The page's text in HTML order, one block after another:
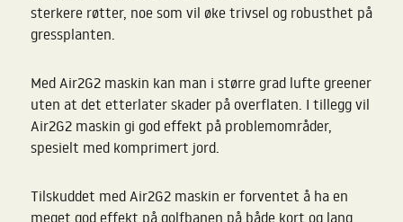
sterkere røtter, noe som vil øke trivsel og robusthet på
gressplanten.
Med Air2G2 maskin kan man i større grad lufte greener
uten at det etterlater skader på overflaten. I tillegg vil
Air2G2 maskin gi god effekt på problemområder,
spesielt med komprimert jord.
Tilskuddet med Air2G2 maskin er forventet å ha en
meget god effekt på golfbanen på både kort og lang